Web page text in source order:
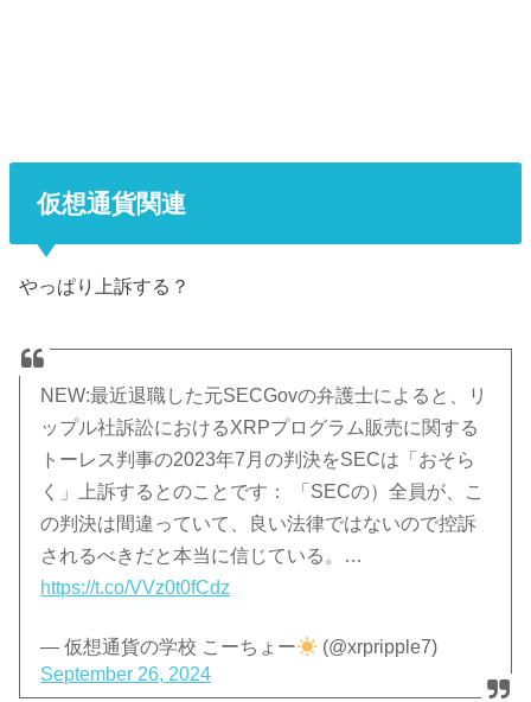
仮想通貨関連
やっぱり上訴する？
NEW:最近退職した元SECGovの弁護士によると、リ
ップル社訴訟におけるXRPプログラム販売に関する
トーレス判事の2023年7月の判決をSECは「おそら
く」上訴するとのことです： 「SECの）全員が、こ
の判決は間違っていて、良い法律ではないので控訴
されるべきだと本当に信じている。…
https://t.co/VVz0t0fCdz
— 仮想通貨の学校 こーちょー
(@xrpripple7)
September 26, 2024